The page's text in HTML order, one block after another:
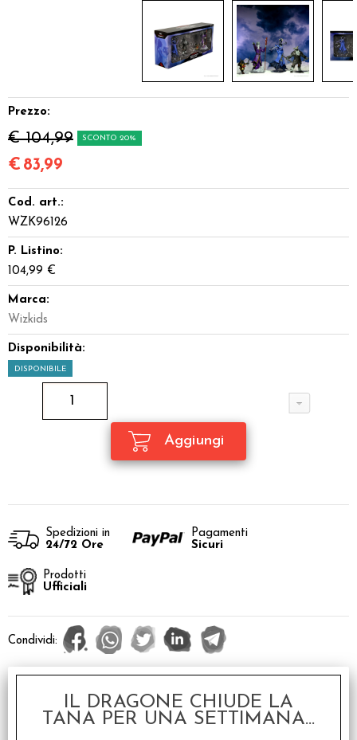
Prezzo:
€ 104,99 SCONTO 20%
€ 83,99
Cod. art.:
WZK96126
P. Listino:
104,99 €
Marca:
Wizkids
Disponibilità:
DISPONIBILE
Spedizioni in
24/72 Ore
Pagamenti
Sicuri
Prodotti
Ufficiali
Condividi:
| Recensioni Google >
IL DRAGONE CHIUDE LA
TANA PER UNA SETTIMANA...